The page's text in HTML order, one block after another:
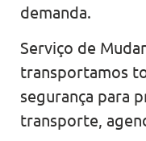
demanda.
Serviço de
transportamos
segurança para
transporte,